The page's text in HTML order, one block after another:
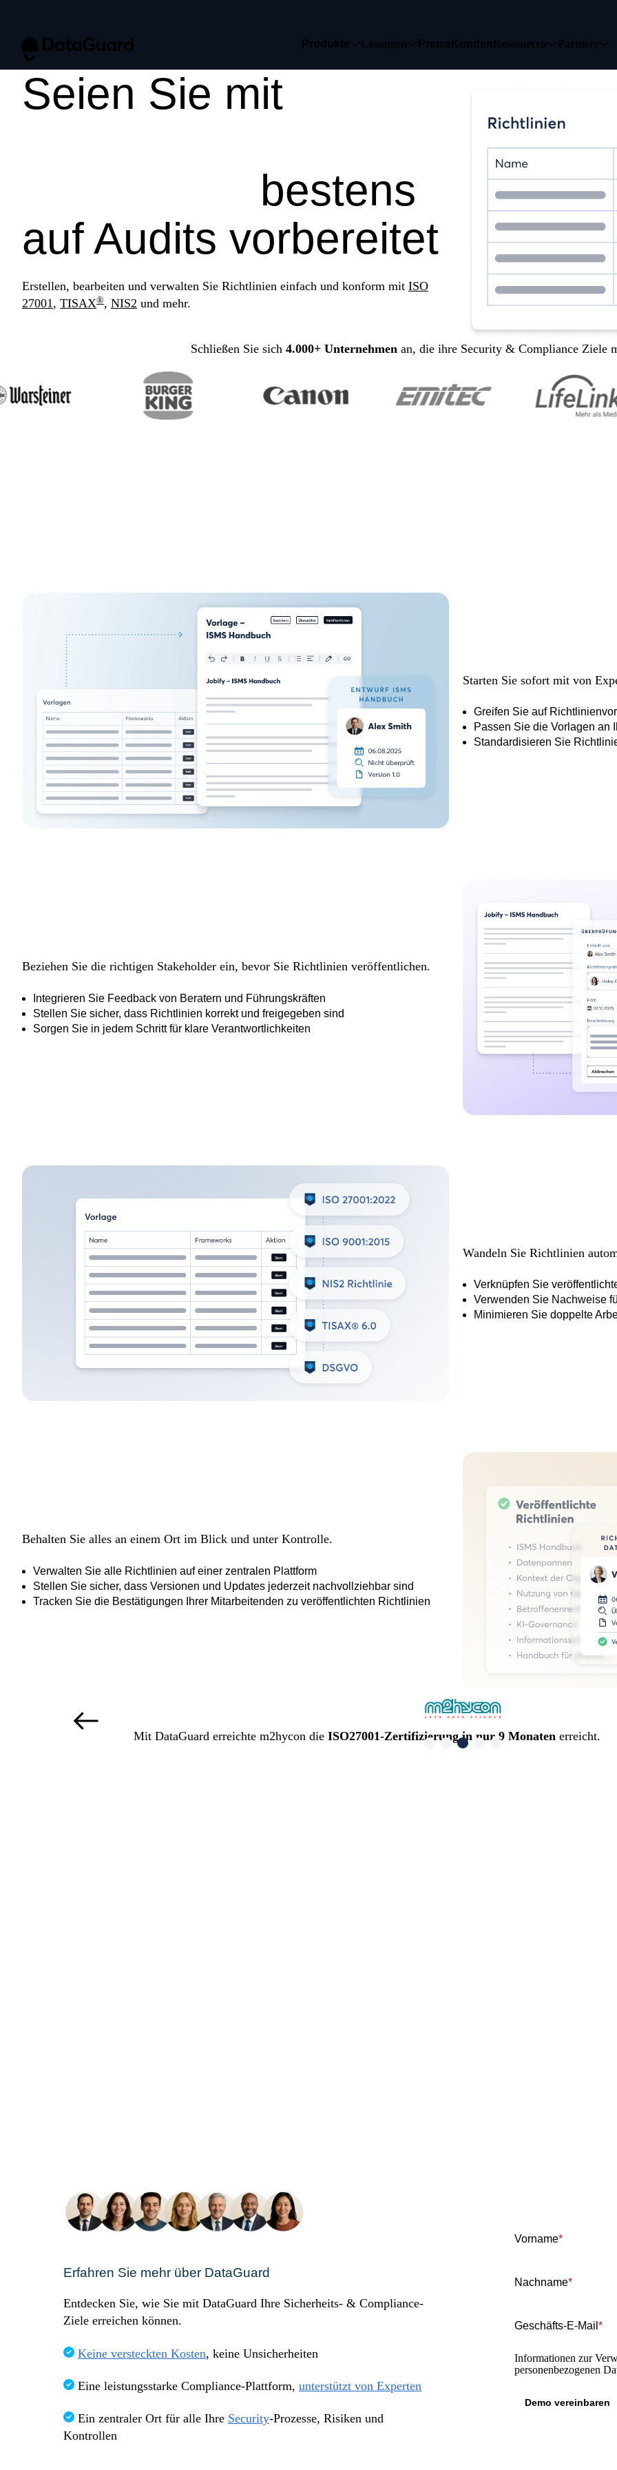
Produkte Lösungen Preise KundenRessourcen Partners
Seien Sie mit
bestens
auf Audits vorbereitet
Erstellen, bearbeiten und verwalten Sie Richtlinien einfach und konform mit ISO
27001, TISAX®, NIS2 und mehr.
Schließen Sie sich 4.000+ Unternehmen an, die ihre Security & Compliance Ziele
Starten Sie sofort mit von
Greifen Sie auf
Passen Sie die Vorlagen an
Standardisieren Sie
Beziehen Sie die richtigen Stakeholder ein, bevor Sie Richtlinien veröffentlichen.
Integrieren Sie Feedback von Beratern und Führungskräften
Stellen Sie sicher, dass Richtlinien korrekt und freigegeben sind
Sorgen Sie in jedem Schritt für klare Verantwortlichkeiten
Wandeln Sie Richtlinien
Verknüpfen Sie
Verwenden Sie Nachweise
Minimieren Sie doppelte
Behalten Sie alles an einem Ort im Blick und unter Kontrolle.
Verwalten Sie alle Richtlinien auf einer zentralen Plattform
Stellen Sie sicher, dass Versionen und Updates jederzeit nachvollziehbar sind
Tracken Sie die Bestätigungen Ihrer Mitarbeitenden zu veröffentlichten Richtlinien
Mit DataGuard erreichte m2hycon die ISO27001-Zertifizierung in nur 9 Monaten erreicht.
Erfahren Sie mehr über DataGuard
Entdecken Sie, wie Sie mit DataGuard Ihre Sicherheits- & Compliance-
Ziele erreichen können.
Keine versteckten Kosten, keine Unsicherheiten
Eine leistungsstarke Compliance-Plattform, unterstützt von Experten
Ein zentraler Ort für alle Ihre Security-Prozesse, Risiken und
Kontrollen
Vorname*
Nachname*
Geschäfts-E-Mail*
Informationen zur
personenbezogenen